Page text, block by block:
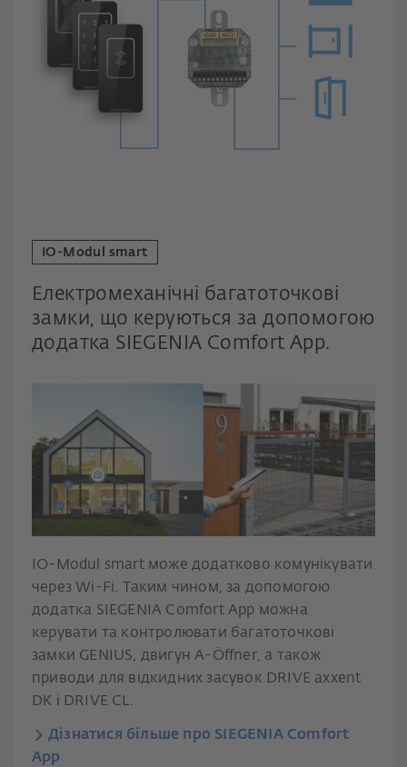
IO-Modul smart
Електромеханічні багатоточкові
замки, що керуються за допомогою
додатка SIEGENIA Comfort App.
IO-Modul smart може додатково комунікувати
через Wi-Fi. Таким чином, за допомогою
додатка SIEGENIA Comfort App можна
керувати та контролювати багатоточкові
замки GENIUS, двигун A-Öffner, а також
приводи для відкидних засувок DRIVE axxent
DK і DRIVE CL.
Дізнатися більше про SIEGENIA Comfort
App